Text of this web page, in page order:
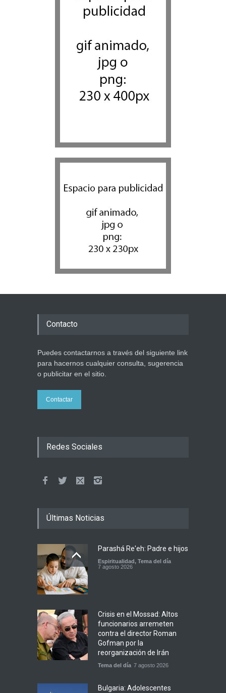
Alarma en Israel: Crece el
temor de que el apoyo
permanente
Israel y Medio Oriente
7 agosto 2026
Contacto
Puedes contactarnos a través del siguiente link
para hacernos cualquier consulta, sugerencia
o publicitar en el sitio.
Contactar
Redes Sociales
Últimas Noticias
Parashá Re'eh: Padre e hijos
Espiritualidad, Tema del día
7 agosto 2026
Crisis en el Mossad: Altos
funcionarios arremeten
contra el director Roman
Gofman por la
reorganización de Irán
Tema del día 7 agosto 2026
Bulgaria: Adolescentes